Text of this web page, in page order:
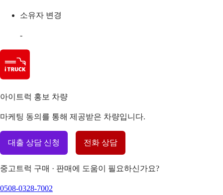
소유자 변경
-
아이트럭 홍보 차량
마케팅 동의를 통해 제공받은 차량입니다.
대출 상담 신청 전화 상담
중고트럭 구매 · 판매에 도움이 필요하신가요?
0508-0328-7002